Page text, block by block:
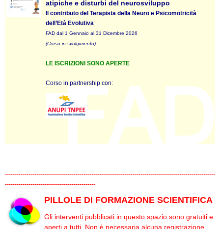
atipiche e disturbi del neurosviluppo
Il contributo del Terapista della Neuro e Psicomotricità
dell’Età Evolutiva
FAD dal 1 Gennaio al 31 Dicembre 2026
(Corso in svolgimento)
LE ISCRIZIONI SONO APERTE
Corso in partnership con:
-----------------------------------------------------------------------------------------------------------
----------------------------------------------
PILLOLE DI FORMAZIONE SCIENTIFICA
Gli interventi pubblicati in questo spazio sono gratuiti e
aperti a tutti. Non è necessaria alcuna registrazione